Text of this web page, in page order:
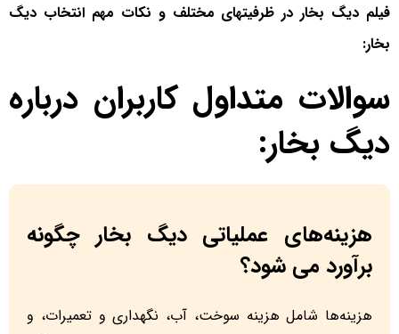
فیلم دیگ بخار در ظرفیتهای مختلف و نکات مهم انتخاب دیگ
بخار:
سوالات متداول کاربران درباره
دیگ بخار:
هزینه‌های عملیاتی دیگ بخار چگونه
برآورد می شود؟
هزینه‌ها شامل هزینه سوخت، آب، نگهداری و تعمیرات، و